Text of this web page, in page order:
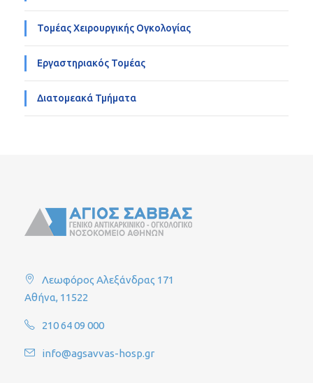
Τομέας Χειρουργικής Ογκολογίας
Εργαστηριακός Τομέας
Διατομεακά Τμήματα
Λεωφόρος Αλεξάνδρας 171
Αθήνα, 11522
210 64 09 000
info@agsavvas-hosp.gr